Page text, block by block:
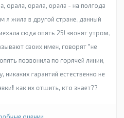
орала, орала, орала - на полгода
я жила в другой стране, данный
сюда опять 25! звонят утром,
своих имен, говорят "не
позвонила по горячей линии,
никаких гарантий естественно не
как их отшить, кто знает??